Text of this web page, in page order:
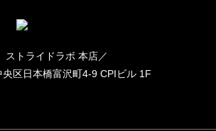
ストライドラボ 本店／
央区日本橋富沢町4-9 CPIビル 1F